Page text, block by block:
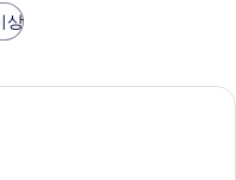
상
(Studio) | 전용 주방 | 커피/티 메